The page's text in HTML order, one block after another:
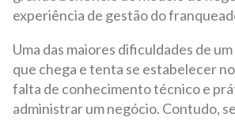
experiência de gestão do
Uma das maiores dificuldades de
que chega e tenta se estabelecer
falta de conhecimento técnico e
administrar um negócio. Contudo,